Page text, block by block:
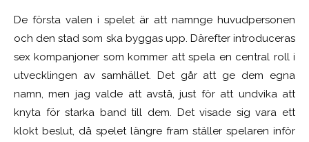
De första valen i spelet är att namnge huvudpersonen
och den stad som ska byggas upp. Därefter introduceras
sex kompanjoner som kommer att spela en central roll i
utvecklingen av samhället. Det går att ge dem egna
namn, men jag valde att avstå, just för att undvika att
knyta för starka band till dem. Det visade sig vara ett
klokt beslut, då spelet längre fram ställer spelaren inför